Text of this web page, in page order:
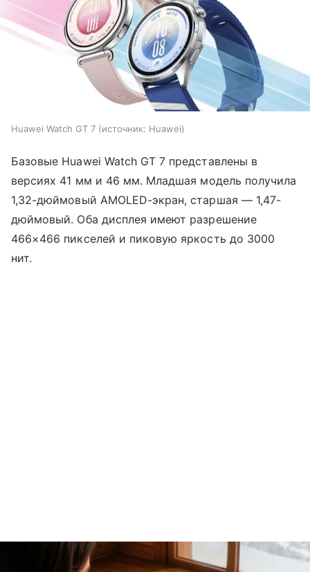
Huawei Watch GT 7 источник: Huawei
Базовые Huawei Watch GT 7 представлены в
версиях 41 мм и 46 мм. Младшая модель получила
1,32-дюймовый AMOLED-экран, старшая — 1,47-
дюймовый. Оба дисплея имеют разрешение
466×466 пикселей и пиковую яркость до 3000
нит.